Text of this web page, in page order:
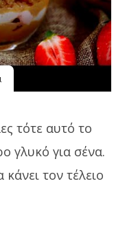
τότε αυτό το
γλυκό για σένα.
τον τέλειο